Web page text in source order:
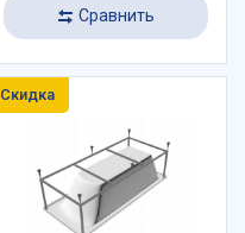
Сравнить
Скидка